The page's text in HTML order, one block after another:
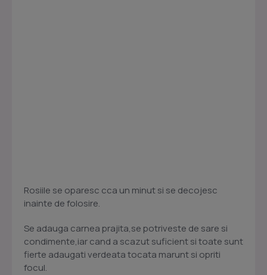
Rosiile se oparesc cca un minut si se decojesc
inainte de folosire.
Se adauga carnea prajita,se potriveste de sare si
condimente,iar cand a scazut suficient si toate sunt
fierte adaugati verdeata tocata marunt si opriti
focul.